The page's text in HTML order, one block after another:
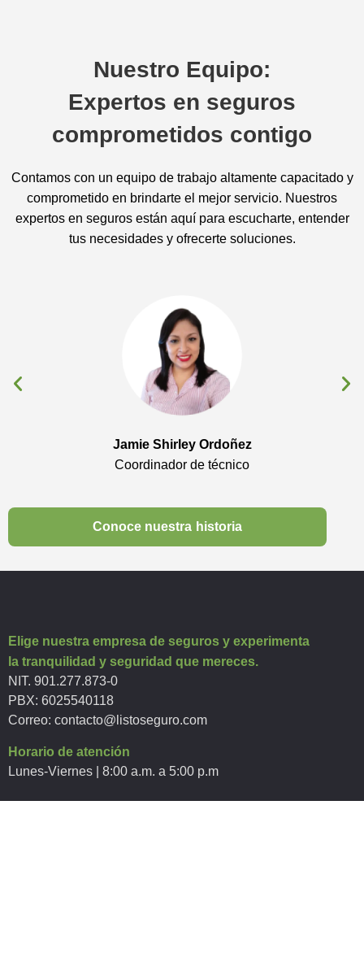
Nuestro Equipo:
Expertos en seguros
comprometidos contigo
Contamos con un equipo de trabajo altamente capacitado y
comprometido en brindarte el mejor servicio. Nuestros
expertos en seguros están aquí para escucharte, entender
tus necesidades y ofrecerte soluciones.
Jamie Shirley Ordoñez
Coordinador de técnico
Conoce nuestra historia
Elige nuestra empresa de seguros y experimenta
la tranquilidad y seguridad que mereces.
NIT. 901.277.873-0
PBX: 6025540118
Correo: contacto@listoseguro.com
Horario de atención
Lunes-Viernes | 8:00 a.m. a 5:00 p.m